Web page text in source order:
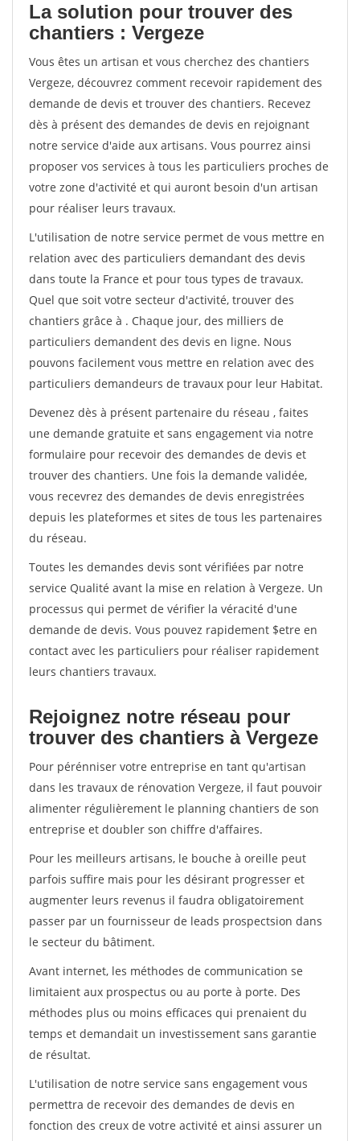
La solution pour trouver des
chantiers : Vergeze
Vous êtes un artisan et vous cherchez des chantiers
Vergeze, découvrez comment recevoir rapidement des
demande de devis et trouver des chantiers. Recevez
dès à présent des demandes de devis en rejoignant
notre service d'aide aux artisans. Vous pourrez ainsi
proposer vos services à tous les particuliers proches de
votre zone d'activité et qui auront besoin d'un artisan
pour réaliser leurs travaux.
L'utilisation de notre service permet de vous mettre en
relation avec des particuliers demandant des devis
dans toute la France et pour tous types de travaux.
Quel que soit votre secteur d'activité, trouver des
chantiers grâce à . Chaque jour, des milliers de
particuliers demandent des devis en ligne. Nous
pouvons facilement vous mettre en relation avec des
particuliers demandeurs de travaux pour leur Habitat.
Devenez dès à présent partenaire du réseau , faites
une demande gratuite et sans engagement via notre
formulaire pour recevoir des demandes de devis et
trouver des chantiers. Une fois la demande validée,
vous recevrez des demandes de devis enregistrées
depuis les plateformes et sites de tous les partenaires
du réseau.
Toutes les demandes devis sont vérifiées par notre
service Qualité avant la mise en relation à Vergeze. Un
processus qui permet de vérifier la véracité d'une
demande de devis. Vous pouvez rapidement $etre en
contact avec les particuliers pour réaliser rapidement
leurs chantiers travaux.
Rejoignez notre réseau pour
trouver des chantiers à Vergeze
Pour pérénniser votre entreprise en tant qu'artisan
dans les travaux de rénovation Vergeze, il faut pouvoir
alimenter régulièrement le planning chantiers de son
entreprise et doubler son chiffre d'affaires.
Pour les meilleurs artisans, le bouche à oreille peut
parfois suffire mais pour les désirant progresser et
augmenter leurs revenus il faudra obligatoirement
passer par un fournisseur de leads prospectsion dans
le secteur du bâtiment.
Avant internet, les méthodes de communication se
limitaient aux prospectus ou au porte à porte. Des
méthodes plus ou moins efficaces qui prenaient du
temps et demandait un investissement sans garantie
de résultat.
L'utilisation de notre service sans engagement vous
permettra de recevoir des demandes de devis en
fonction des creux de votre activité et ainsi assurer un